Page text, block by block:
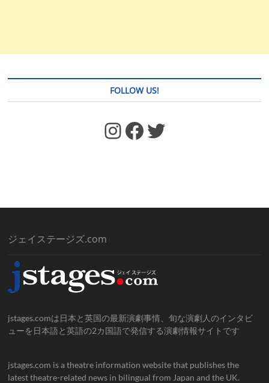
FOLLOW US!
https://www.facebook.com/jstages/ Facebook Twitter
ジェイステージズ.com
jstages.comは日本と英国の最新演劇事情、旬な演劇人のインタビ
ューを日本語と英語の2カ国語で発信する演劇情報サイトです
jstages.com is a theatre information website that publishes the
latest theatre-related news in bilingual from Japan and the UK.